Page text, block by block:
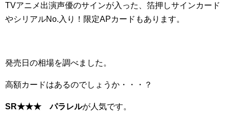
TVアニメ出演声優のサインが入った、箔押しサインカード
やシリアルNo.入り！限定APカードもあります。
発売日の相場を調べました。
高額カードはあるのでしょうか・・・？
SR★★★ パラレルが人気です。